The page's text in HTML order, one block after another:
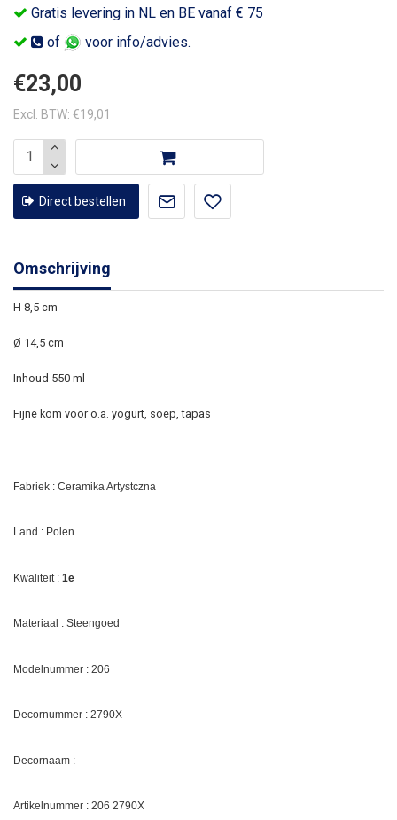
Gratis levering in NL en BE vanaf € 75
of
voor info/advies.
€23,00
Excl. BTW: €19,01
Direct bestellen
Omschrijving
H 8,5 cm
Ø 14,5 cm
Inhoud 550 ml
Fijne kom voor o.a. yogurt, soep, tapas
Fabriek : Ceramika Artystczna
Land : Polen
Kwaliteit : 1e
Materiaal : Steengoed
Modelnummer : 206
Decornummer : 2790X
Decornaam : -
Artikelnummer : 206 2790X